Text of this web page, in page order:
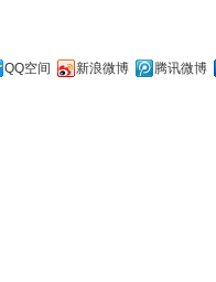
QQ空间 新浪微博 腾讯微博